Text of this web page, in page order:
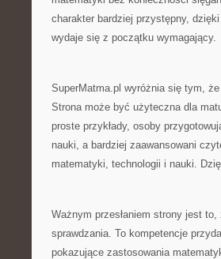
charakter bardziej przystępny,
wydaje się z początku wymagający.
SuperMatma.pl wyróżnia się tym,
Strona może być użyteczna dla
proste przykłady, osoby
nauki, a bardziej zaawansowani
matematyki, technologii i nauki.
Ważnym przesłaniem strony jest
sprawdzania. To kompetencje
pokazujące zastosowania